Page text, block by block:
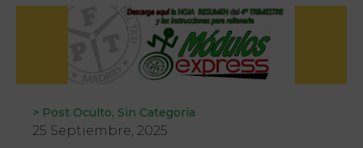
> Post Oculto, Sin Categoría
25 Septiembre, 2025